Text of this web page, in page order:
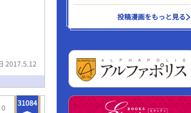
2017.5.12
31084
投稿漫画をもっと見る